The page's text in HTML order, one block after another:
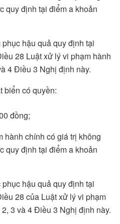
quy định tại điểm a khoản
hậu quả quy định tại
28 Luật xử lý vi phạm hành
4 Điều 3 Nghị định này.
biển có quyền:
đồng;
hành chính có giá trị không
quy định tại điểm a khoản
hậu quả quy định tại
28 của Luật xử lý vi phạm
3 và 4 Điều 3 Nghị định này.